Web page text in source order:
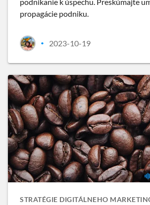
propagácie podniku.
• 2023-10-19
STRATÉGIE DIGITÁLNEHO